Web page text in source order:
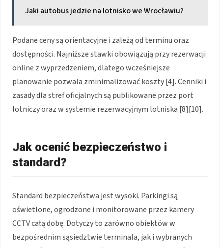
Jaki autobus jedzie na lotnisko we Wrocławiu?
Podane ceny są orientacyjne i zależą od terminu oraz
dostępności. Najniższe stawki obowiązują przy rezerwacji
online z wyprzedzeniem, dlatego wcześniejsze
planowanie pozwala zminimalizować koszty [4]. Cenniki i
zasady dla stref oficjalnych są publikowane przez port
lotniczy oraz w systemie rezerwacyjnym lotniska [8][10].
Jak ocenić bezpieczeństwo i
standard?
Standard bezpieczeństwa jest wysoki. Parkingi są
oświetlone, ogrodzone i monitorowane przez kamery
CCTV całą dobę. Dotyczy to zarówno obiektów w
bezpośrednim sąsiedztwie terminala, jak i wybranych